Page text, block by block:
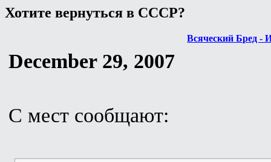
Хотите вернуться в СССР?
Всяческий Бред -
December 29, 2007
С мест сообщают: